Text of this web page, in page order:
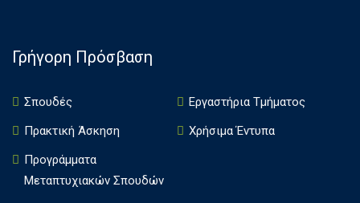
Γρήγορη Πρόσβαση
Σπουδές
Εργαστήρια Τμήματος
Πρακτική Άσκηση
Χρήσιμα Έντυπα
Πρoγράμματα
Μεταπτυχιακών Σπουδών